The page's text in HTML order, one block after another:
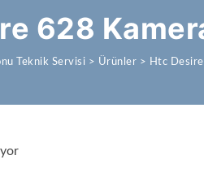
628
Teknik Servisi > Ürünler > Htc